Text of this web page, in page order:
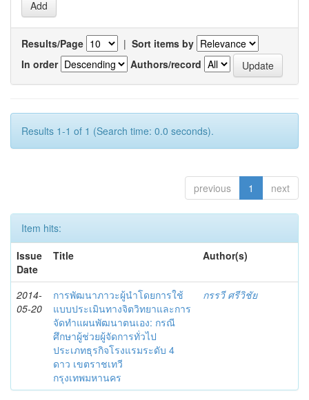
Results/Page | Sort items by
In order
Authors/record
Results 1-1 of 1 (Search time: 0.0 seconds).
previous 1 next
Item hits:
Issue
Date
Title Author(s)
2014-
05-20
การพัฒนาภาวะผู้นำโดยการใช้
แบบประเมินทางจิตวิทยาและการ
จัดทำแผนพัฒนาตนเอง: กรณี
ศึกษาผู้ช่วยผู้จัดการทั่วไป
ประเภทธุรกิจโรงแรมระดับ 4
ดาว เขตราชเทวี
กรุงเทพมหานคร
กรรวี ศรีวิชัย